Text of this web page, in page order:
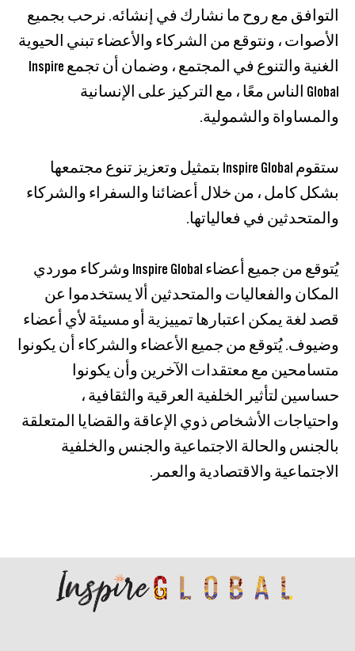
التوافق مع روح ما نشارك في إنشائه. نرحب بجميع
الأصوات ، ونتوقع من الشركاء والأعضاء تبني الحيوية
الغنية والتنوع في المجتمع ، وضمان أن تجمع Inspire
Global الناس معًا ، مع التركيز على الإنسانية
والمساواة والشمولية.
ستقوم Inspire Global بتمثيل وتعزيز تنوع مجتمعها
بشكل كامل ، من خلال أعضائنا والسفراء والشركاء
والمتحدثين في فعالياتها.
يُتوقع من جميع أعضاء Inspire Global وشركاء موردي
المكان والفعاليات والمتحدثين ألا يستخدموا عن
قصد لغة يمكن اعتبارها تمييزية أو مسيئة لأي أعضاء
وضيوف. يُتوقع من جميع الأعضاء والشركاء أن يكونوا
متسامحين مع معتقدات الآخرين وأن يكونوا
حساسين لتأثير الخلفية العرقية والثقافية ،
واحتياجات الأشخاص ذوي الإعاقة والقضايا المتعلقة
بالجنس والحالة الاجتماعية والجنس والخلفية
الاجتماعية والاقتصادية والعمر.